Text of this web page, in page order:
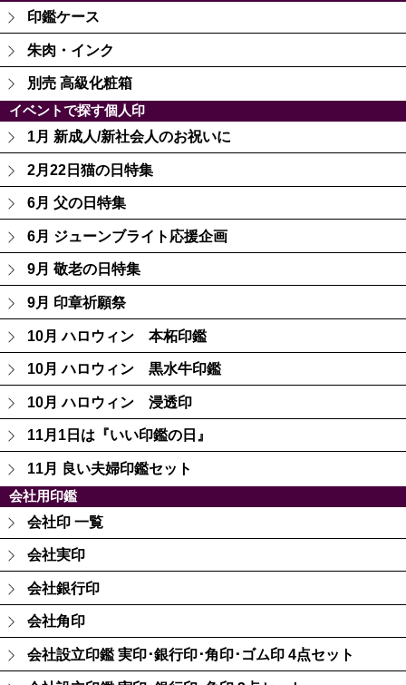
印鑑ケース
朱肉・インク
別売 高級化粧箱
イベントで探す個人印
1月 新成人/新社会人のお祝いに
2月22日猫の日特集
6月 父の日特集
6月 ジューンブライト応援企画
9月 敬老の日特集
9月 印章祈願祭
10月 ハロウィン 本柘印鑑
10月 ハロウィン 黒水牛印鑑
10月 ハロウィン 浸透印
11月1日は『いい印鑑の日』
11月 良い夫婦印鑑セット
会社用印鑑
会社印 一覧
会社実印
会社銀行印
会社角印
会社設立印鑑 実印･銀行印･角印･ゴム印 4点セット